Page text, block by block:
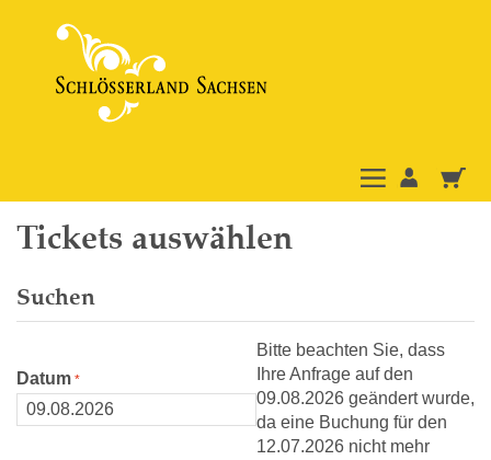
Tickets auswählen
Suchen
Datum
Bitte beachten Sie, dass
Ihre Anfrage auf den
09.08.2026 geändert wurde,
da eine Buchung für den
12.07.2026 nicht mehr